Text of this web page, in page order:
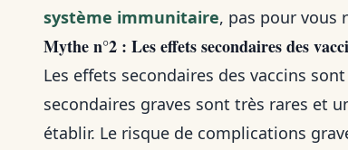
système immunitaire, pas pour vous
Mythe n°2 : Les effets secondaires des
Les effets secondaires des vaccins
secondaires graves sont très rares et
établir. Le risque de complications